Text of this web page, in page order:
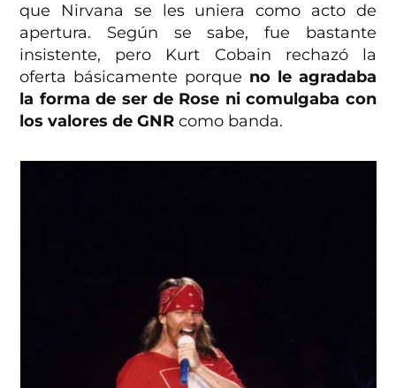
que Nirvana se les uniera como acto de
apertura. Según se sabe, fue bastante
insistente, pero Kurt Cobain rechazó la
oferta básicamente porque no le agradaba
la forma de ser de Rose ni comulgaba con
los valores de GNRcomo banda.